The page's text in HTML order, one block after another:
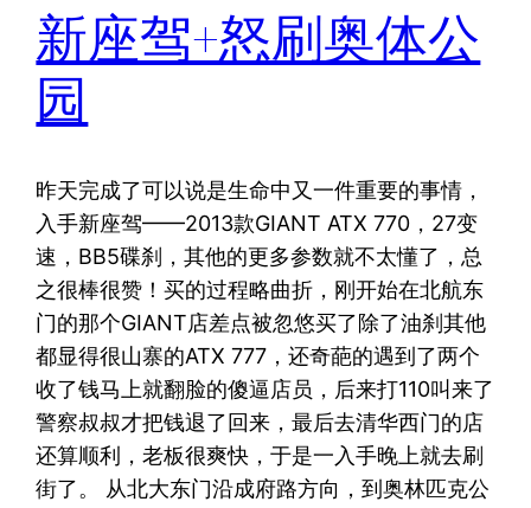
新座驾+怒刷奥体公
园
昨天完成了可以说是生命中又一件重要的事情，
入手新座驾——2013款GIANT ATX 770，27变
速，BB5碟刹，其他的更多参数就不太懂了，总
之很棒很赞！买的过程略曲折，刚开始在北航东
门的那个GIANT店差点被忽悠买了除了油刹其他
都显得很山寨的ATX 777，还奇葩的遇到了两个
收了钱马上就翻脸的傻逼店员，后来打110叫来了
警察叔叔才把钱退了回来，最后去清华西门的店
还算顺利，老板很爽快，于是一入手晚上就去刷
街了。 从北大东门沿成府路方向，到奥林匹克公